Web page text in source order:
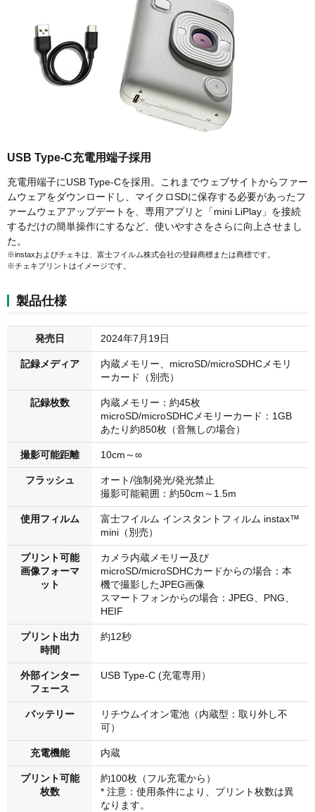
USB Type-C充電用端子採用
充電用端子にUSB Type-Cを採用。これまでウェブサイトからファー
ムウェアをダウンロードし、マイクロSDに保存する必要があったフ
ァームウェアアップデートを、専用アプリと「mini LiPlay」を接続
するだけの簡単操作にするなど、使いやすさをさらに向上させまし
た。
※instaxおよびチェキは、富士フイルム株式会社の登録商標または商標です。
※チェキプリントはイメージです。
製品仕様
発売日 2024年7月19日
記録メディア
内蔵メモリー、microSD/microSDHCメモリ
ーカード（別売）
記録枚数
内蔵メモリー：約45枚
microSD/microSDHCメモリーカード：1GB
あたり約850枚（音無しの場合）
撮影可能距離 10cm～∞
フラッシュ
オート/強制発光/発光禁止
撮影可能範囲：約50cm～1.5m
使用フィルム
富士フイルム インスタントフィルム instax™
mini（別売）
プリント可能
画像フォーマ
ット
カメラ内蔵メモリー及び
microSD/microSDHCカードからの場合：本
機で撮影したJPEG画像
スマートフォンからの場合：JPEG、PNG、
HEIF
プリント出力
時間
約12秒
外部インター
フェース
USB Type-C (充電専用）
バッテリー
リチウムイオン電池（内蔵型：取り外し不
可）
充電機能 内蔵
プリント可能
枚数
約100枚（フル充電から）
* 注意：使用条件により、プリント枚数は異
なります。